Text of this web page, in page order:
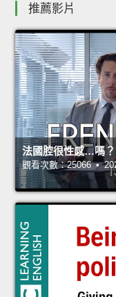
推薦影片
法國腔很性感…嗎？
觀看次數：25066 •